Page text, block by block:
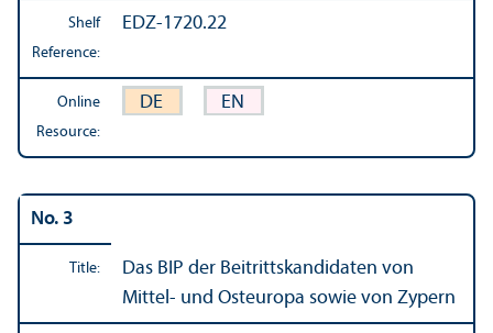
Shelf
Reference:
EDZ-1720.22
Online
Resource:
DE EN
No. 3
Title:
Das BIP der Beitrittskandidaten von
Mittel- und Osteuropa sowie von Zypern